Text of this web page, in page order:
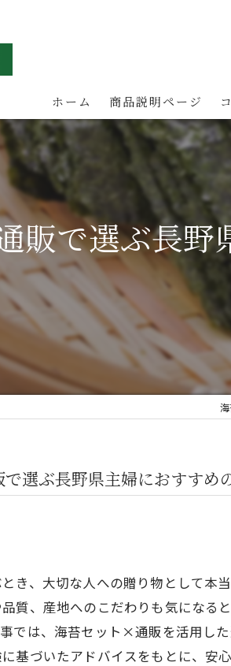
ホーム 商品説明ページ
販で選ぶ長
選ぶ長野県主婦におすすめ
き、大切な人への贈り物として本
質、産地へのこだわりも気になる
では、海苔セット×通販を活用し
基づいたアドバイスをもとに、安